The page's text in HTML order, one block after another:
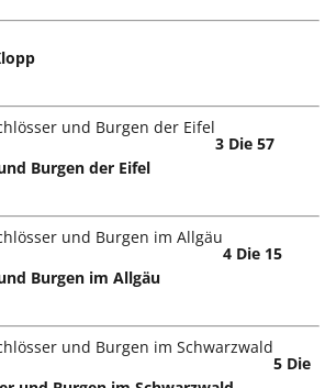
3 Die 57
Burgen der Eifel
4 Die 15
Burgen im Allgäu
5 Die